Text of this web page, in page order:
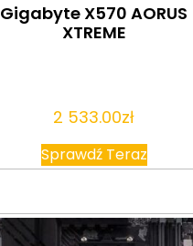
Gigabyte X570 AORUS
XTREME
2 533.00zł
Sprawdź Teraz